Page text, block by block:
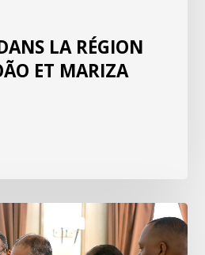
LA RÉGION
ET MARIZA